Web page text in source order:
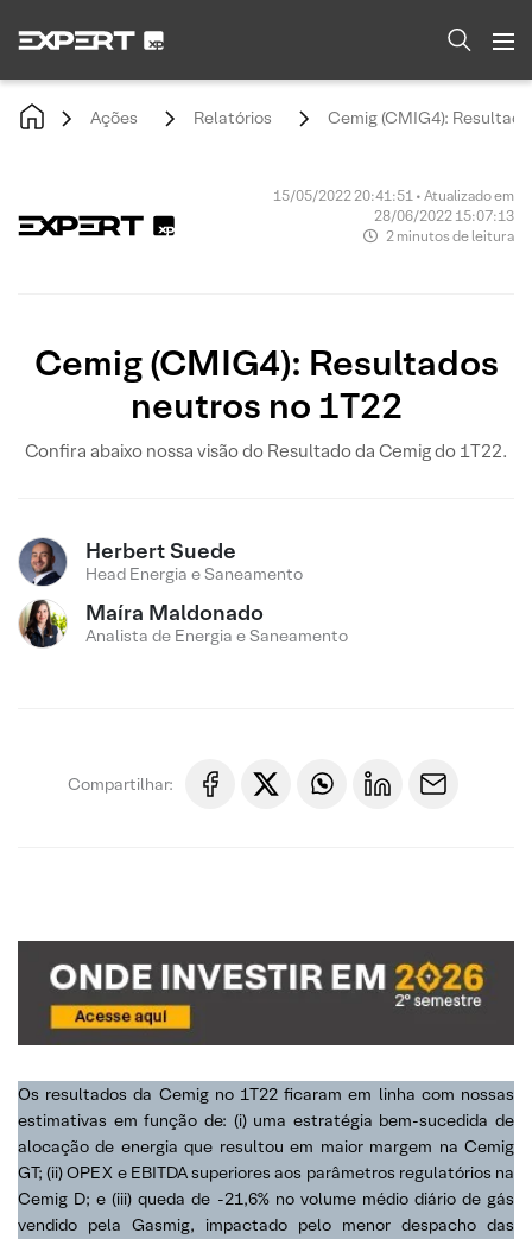
Ações Relatórios Cemig (CMIG4):
15/05/2022 20:41:51 • Atualizado em
28/06/2022 15:07:13
2 minutos de leitura
Cemig (CMIG4): Resultados
neutros no 1T22
Confira abaixo nossa visão do Resultado da Cemig do 1T22.
Herbert Suede
Head Energia e Saneamento
Maíra Maldonado
Analista de Energia e Saneamento
Compartilhar:
Os resultados da Cemig no 1T22 ficaram em linha com nossas
estimativas em função de: (i) uma estratégia bem-sucedida de
alocação de energia que resultou em maior margem na Cemig
GT; (ii) OPEX e EBITDA superiores aos parâmetros regulatórios na
Cemig D; e (iii) queda de -21,6% no volume médio diário de gás
vendido pela Gasmig, impactado pelo menor despacho das